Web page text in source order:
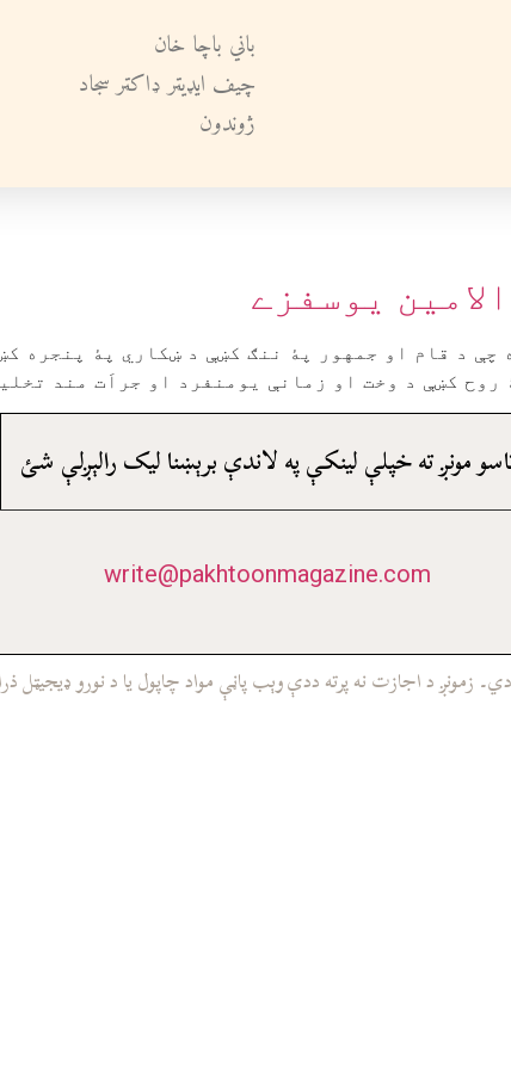
باني باچا خان
چيف ايډيټر ډاکټر سجاد
ژوندون
يوسفزے
چې د قام او جمهور پۀ ننګ کښې د ښکاري پۀ پنجره
کښې د وخت او زمانې يومنفرد او جراَت مند
مونږ ته خپلې لينکې په لاندې برېښنا ليک رالېږلې شئ
write@pakhtoonmagazine.com
د اجازت نه پرته ددې وېب پاڼې مواد چاپول يا د نورو ډيجيټل